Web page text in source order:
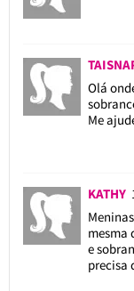
Olá
Me
KATHY
mesma
e
precisa